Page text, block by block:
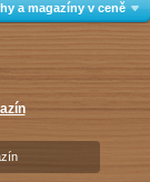
a magazíny v ceně